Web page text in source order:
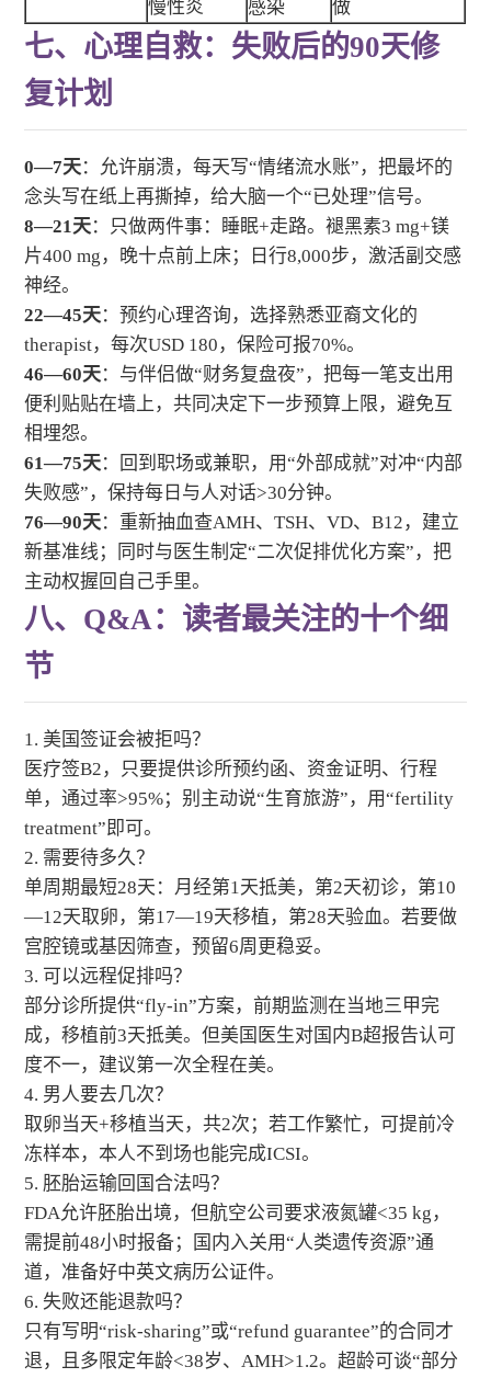
慢性炎 感染 做
七、心理自救：失败后的90天修
复计划
0—7天：允许崩溃，每天写“情绪流水账”，把最坏的
念头写在纸上再撕掉，给大脑一个“已处理”信号。
8—21天：只做两件事：睡眠+走路。褪黑素3 mg+镁
片400 mg，晚十点前上床；日行8,000步，激活副交感
神经。
22—45天：预约心理咨询，选择熟悉亚裔文化的
therapist，每次USD 180，保险可报70%。
46—60天：与伴侣做“财务复盘夜”，把每一笔支出用
便利贴贴在墙上，共同决定下一步预算上限，避免互
相埋怨。
61—75天：回到职场或兼职，用“外部成就”对冲“内部
失败感”，保持每日与人对话>30分钟。
76—90天：重新抽血查AMH、TSH、VD、B12，建立
新基准线；同时与医生制定“二次促排优化方案”，把
主动权握回自己手里。
八、Q&A：读者最关注的十个细
节
1. 美国签证会被拒吗？
医疗签B2，只要提供诊所预约函、资金证明、行程
单，通过率>95%；别主动说“生育旅游”，用“fertility
treatment”即可。
2. 需要待多久？
单周期最短28天：月经第1天抵美，第2天初诊，第10
—12天取卵，第17—19天移植，第28天验血。若要做
宫腔镜或基因筛查，预留6周更稳妥。
3. 可以远程促排吗？
部分诊所提供“fly-in”方案，前期监测在当地三甲完
成，移植前3天抵美。但美国医生对国内B超报告认可
度不一，建议第一次全程在美。
4. 男人要去几次？
取卵当天+移植当天，共2次；若工作繁忙，可提前冷
冻样本，本人不到场也能完成ICSI。
5. 胚胎运输回国合法吗？
FDA允许胚胎出境，但航空公司要求液氮罐<35 kg，
需提前48小时报备；国内入关用“人类遗传资源”通
道，准备好中英文病历公证件。
6. 失败还能退款吗？
只有写明“risk-sharing”或“refund guarantee”的合同才
退，且多限定年龄<38岁、AMH>1.2。超龄可谈“部分